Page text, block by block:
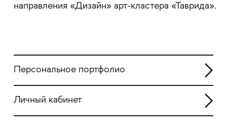
направления «Дизайн» арт-кластера «Таврида».
Персональное портфолио
Личный кабинет